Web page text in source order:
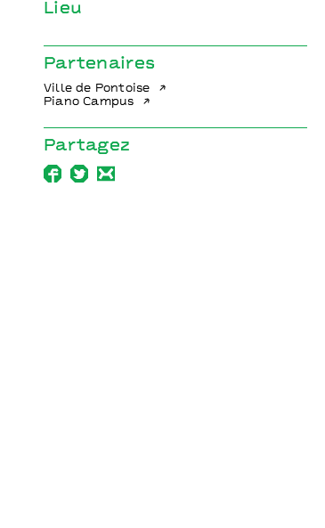
Lieu
Partenaires
Ville de Pontoise
Piano Campus
Partagez